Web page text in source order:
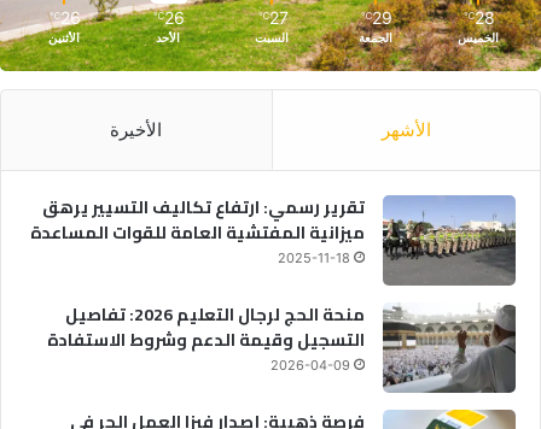
28
℃
الخميس
29
℃
الجمعة
27
℃
السبت
26
℃
الأحد
26
℃
الأثنين
الأشهر الأخيرة
تقرير رسمي: ارتفاع تكاليف التسيير يرهق
ميزانية المفتشية العامة للقوات المساعدة
2025-11-18
منحة الحج لرجال التعليم 2026: تفاصيل
التسجيل وقيمة الدعم وشروط الاستفادة
2026-04-09
فرصة ذهبية: إصدار فيزا العمل الحر في